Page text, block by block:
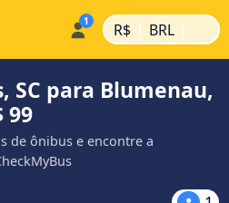
R$ | BRL |
SC para Blumenau,
99
de ônibus e encontre a